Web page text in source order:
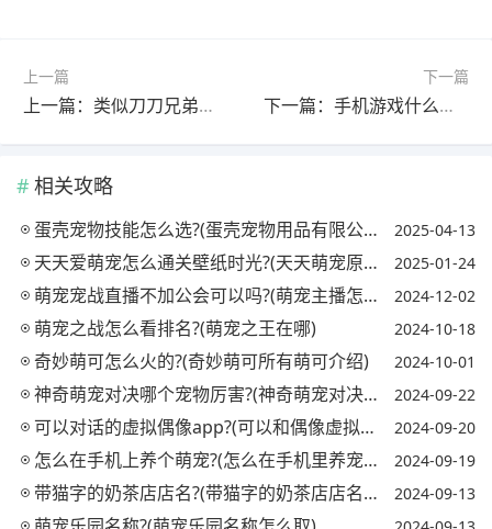
上一篇
上一篇：类似刀刀兄弟的游戏?(类似刀刀兄弟的游戏有哪些)
下一篇
下一篇：手机游戏什么劫?(手游劫操作)
相关攻略
蛋壳宠物技能怎么选?(蛋壳宠物用品有限公司) 2025-04-13
天天爱萌宠怎么通关壁纸时光?(天天萌宠原来的宣传图) 2025-01-24
萌宠宠战直播不加公会可以吗?(萌宠主播怎么赚钱) 2024-12-02
萌宠之战怎么看排名?(萌宠之王在哪) 2024-10-18
奇妙萌可怎么火的?(奇妙萌可所有萌可介绍) 2024-10-01
神奇萌宠对决哪个宠物厉害?(神奇萌宠对决哪个宠物厉害点) 2024-09-22
可以对话的虚拟偶像app?(可以和偶像虚拟聊天的软件) 2024-09-20
怎么在手机上养个萌宠?(怎么在手机里养宠物) 2024-09-19
带猫字的奶茶店店名?(带猫字的奶茶店店名有哪些) 2024-09-13